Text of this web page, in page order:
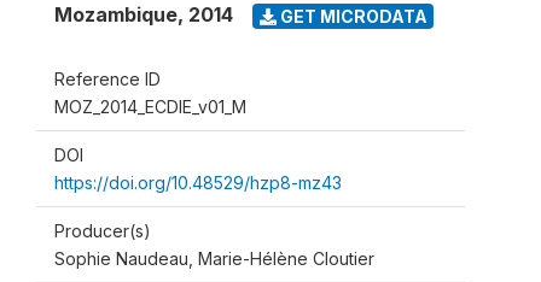
Mozambique, 2014 GET MICRODATA
Reference ID
MOZ_2014_ECDIE_v01_M
DOI
https://doi.org/10.48529/hzp8-mz43
Producer(s)
Sophie Naudeau, Marie-Hélène Cloutier